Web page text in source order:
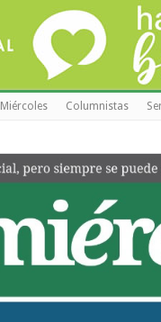
Columnistas